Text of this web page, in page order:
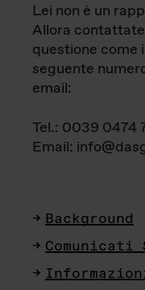
Lei non è un
Allora
questione come
seguente
email:
Tel.: 0039 0474
Email:
Background
Comunicati